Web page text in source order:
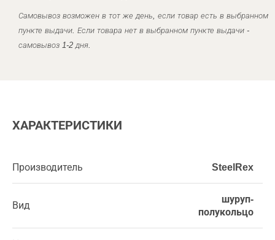
Самовывоз возможен в тот же день, если товар есть в выбранном
пункте выдачи. Если товара нет в выбранном пункте выдачи -
самовывоз 1-2 дня.
ХАРАКТЕРИСТИКИ
Производитель SteelRex
Вид
шуруп-
полукольцо